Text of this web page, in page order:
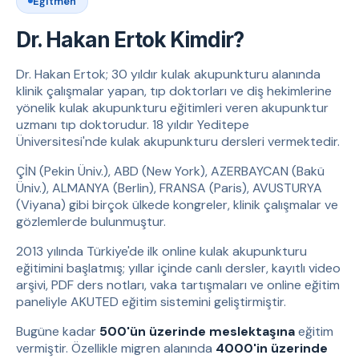
Dr. Hakan Ertok Kimdir?
Dr. Hakan Ertok; 30 yıldır kulak akupunkturu alanında
klinik çalışmalar yapan, tıp doktorları ve diş hekimlerine
yönelik kulak akupunkturu eğitimleri veren akupunktur
uzmanı tıp doktorudur. 18 yıldır Yeditepe
Üniversitesi'nde kulak akupunkturu dersleri vermektedir.
ÇİN (Pekin Üniv.), ABD (New York), AZERBAYCAN (Bakü
Üniv.), ALMANYA (Berlin), FRANSA (Paris), AVUSTURYA
(Viyana) gibi birçok ülkede kongreler, klinik çalışmalar ve
gözlemlerde bulunmuştur.
2013 yılında Türkiye'de ilk online kulak akupunkturu
eğitimini başlatmış; yıllar içinde canlı dersler, kayıtlı video
arşivi, PDF ders notları, vaka tartışmaları ve online eğitim
paneliyle AKUTED eğitim sistemini geliştirmiştir.
Bugüne kadar 500'ün üzerinde meslektaşınaeğitim
vermiştir. Özellikle migren alanında 4000'in üzerinde